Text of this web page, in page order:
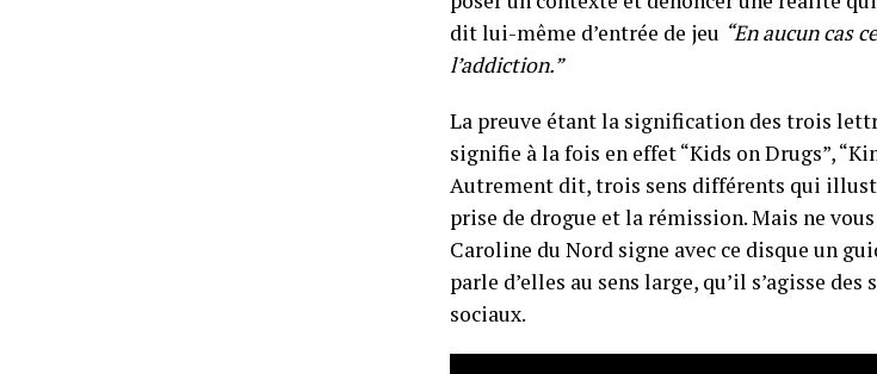
dit lui-même d’entrée de jeu “En aucun cas
l’addiction.”
La preuve étant la signification des trois
signifie à la fois en effet “Kids on Drugs”,
Autrement dit, trois sens différents qui
prise de drogue et la rémission. Mais ne
Caroline du Nord signe avec ce disque un
parle d’elles au sens large, qu’il s’agisse
sociaux.